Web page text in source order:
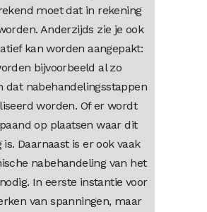
moet dat in rekening
Anderzijds zie je ook
kan worden aangepakt:
bijvoorbeeld al zo
dat nabehandelingsstappen
worden. Of er wordt
op plaatsen waar dit
Daarnaast is er ook vaak
nabehandeling van het
In eerste instantie voor
van spanningen, maar